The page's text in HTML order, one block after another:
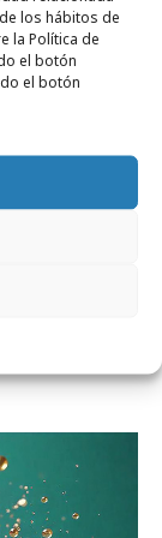
los hábitos de
la Política de
el botón
el botón